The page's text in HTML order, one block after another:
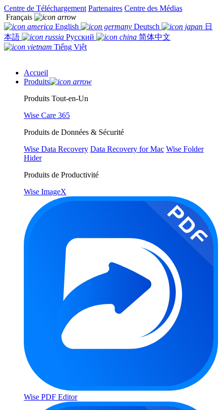
Centre de Téléchargement Partenaires Centre des Médias
Français
English
Deutsch
日
本語
Русский
简体中文
Tiếng Việt
Accueil
Produits
Produits Tout-en-Un
Wise Care 365
Produits de Données & Sécurité
Wise Data Recovery Data Recovery for Mac Wise Folder
Hider
Produits de Productivité
Wise ImageX
Wise PDF Editor